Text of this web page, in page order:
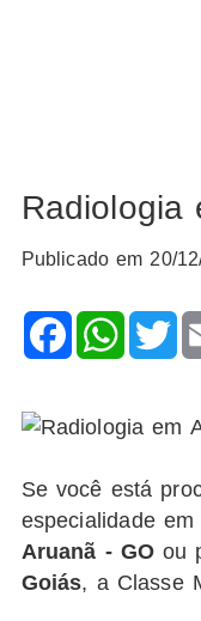
Radiologia
Publicado em 20/
Facebook
Se você está
especialidade em
Aruanã - GO ou
Goiás, a Classe